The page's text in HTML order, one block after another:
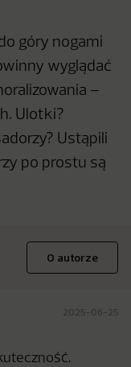
góry nogami
wyglądać
–
Ulotki?
Ustąpili
po prostu są
O autorze
2025-06-25